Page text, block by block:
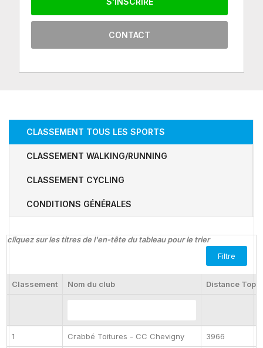
CLASSEMENT TOUS LES SPORTS
CLASSEMENT WALKING/RUNNING
CLASSEMENT CYCLING
CONDITIONS GÉNÉRALES
cliquez sur les titres de l'en-tête du tableau pour le trier
Filtre
Classement Nom du club Distance Top
1 Crabbé Toitures - CC Chevigny 3966